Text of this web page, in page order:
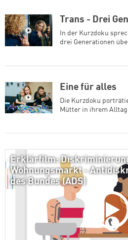
Trans - Drei
In der Kurzdoku
drei Generationen
Eine für alles
Die Kurzdoku
Mütter in ihrem Alltag.
Erklärfilm:
Wohnungsmarkt -
des Bundes (ADS)